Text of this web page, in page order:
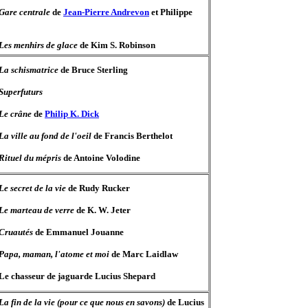
centrale de Jean-Pierre Andrevon et Philippe
menhirs de glace de Kim S. Robinson
schismatrice de Bruce Sterling
crâne de Philip K. Dick
ville au fond de l'oeil de Francis Berthelot
du mépris de Antoine Volodine
secret de la vie de Rudy Rucker
marteau de verre de K. W. Jeter
de Emmanuel Jouanne
maman, l'atome et moi de Marc Laidlaw
chasseur de jaguarde Lucius Shepard
fin de la vie (pour ce que nous en savons) de Lucius